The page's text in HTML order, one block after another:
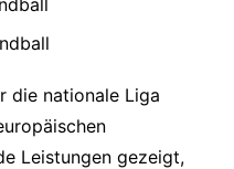
die nationale Liga
Leistungen gezeigt,